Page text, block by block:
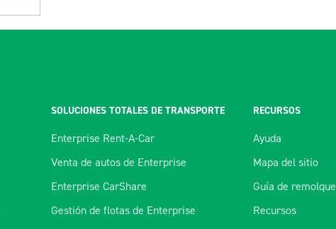
SOLUCIONES TOTALES DE TRANSPORTE
Enterprise Rent-A-Car
Venta de autos de Enterprise
Enterprise CarShare
Gestión de flotas de Enterprise
RECURSOS
Ayuda
Mapa del sitio
Guía de remolque
Recursos